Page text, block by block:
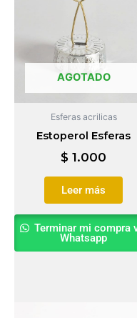
AGOTADO
Esferas acrilicas
Estoperol Esferas
$ 1.000
Leer más
Terminar mi compra
Whatsapp